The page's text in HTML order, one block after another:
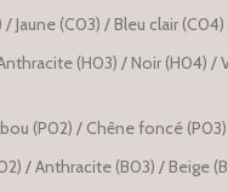
/ Jaune (C03) / Bleu clair
(H03) / Noir (H04) /
(P02) / Chêne foncé
/ Anthracite (B03) / Beige